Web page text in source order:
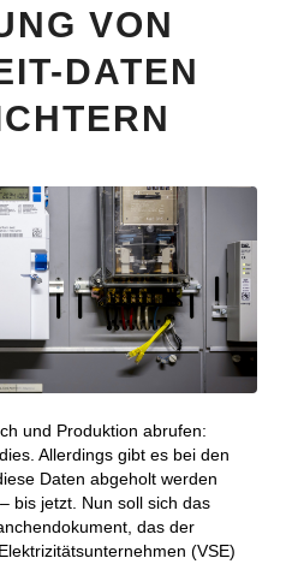
VON
DATEN
und Produktion abrufen:
Allerdings gibt es bei den
Daten abgeholt werden
bis jetzt. Nun soll sich das
das der
(VSE)